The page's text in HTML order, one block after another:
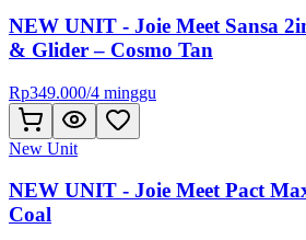
NEW UNIT - Joie Meet Sansa
& Glider – Cosmo Tan
Rp349.000/4 minggu
New Unit
NEW UNIT - Joie Meet Pact
Coal